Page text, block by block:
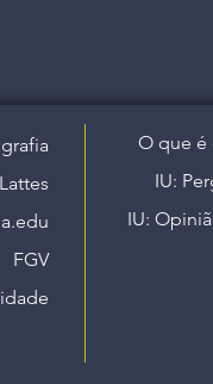
FGV
O que é
IU:
IU: